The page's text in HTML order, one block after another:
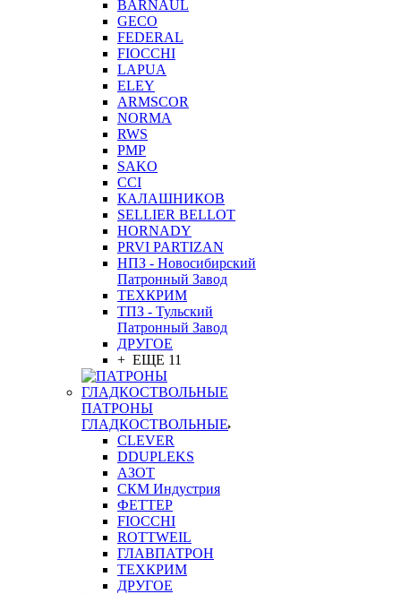
BARNAUL
GEСO
FEDERAL
FIOCCHI
LAPUA
ELEY
ARMSCOR
NORMA
RWS
PMP
SAKO
CCI
КАЛАШНИКОВ
SELLIER BELLOT
HORNADY
PRVI PARTIZAN
НПЗ - Новосибирский
Патронный Завод
ТЕХКРИМ
ТПЗ - Тульский
Патронный Завод
ДРУГОЕ
+ ЕЩЕ 11
ПАТРОНЫ
ГЛАДКОСТВОЛЬНЫЕ
CLEVER
DDUPLEKS
АЗОТ
СКМ Индустрия
ФЕТТЕР
FIOCCHI
ROTTWEIL
ГЛАВПАТРОН
ТЕХКРИМ
ДРУГОЕ